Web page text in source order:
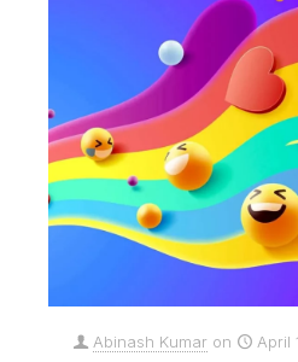
Abinash Kumar on
April